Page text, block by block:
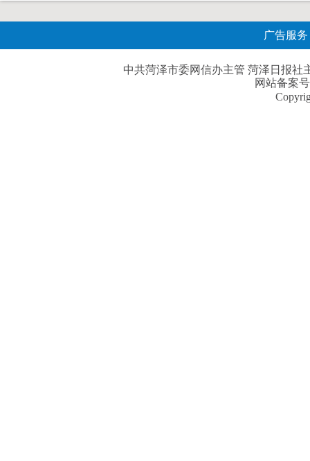
广告服务
中共菏泽市委网信办主管 菏泽日报社
网站备案